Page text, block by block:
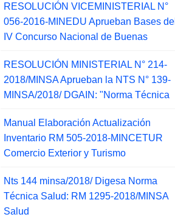
RESOLUCIÓN VICEMINISTERIAL N°
056-2016-MINEDU Aprueban Bases del
IV Concurso Nacional de Buenas
RESOLUCIÓN MINISTERIAL N° 214-
2018/MINSA Aprueban la NTS N° 139-
MINSA/2018/ DGAIN: "Norma Técnica
Manual Elaboración Actualización
Inventario RM 505-2018-MINCETUR
Comercio Exterior y Turismo
Nts 144 minsa/2018/ Digesa Norma
Técnica Salud: RM 1295-2018/MINSA
Salud